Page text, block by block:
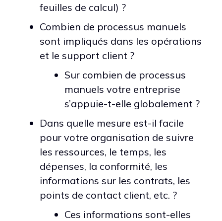
feuilles de calcul) ?
Combien de processus manuels
sont impliqués dans les opérations
et le support client ?
Sur combien de processus
manuels votre entreprise
s’appuie-t-elle globalement ?
Dans quelle mesure est-il facile
pour votre organisation de suivre
les ressources, le temps, les
dépenses, la conformité, les
informations sur les contrats, les
points de contact client, etc. ?
Ces informations sont-elles